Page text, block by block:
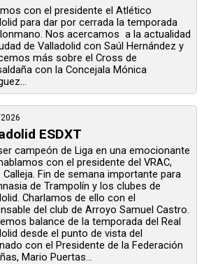
con el presidente el Atlético
para dar por cerrada la temporada
Nos acercamos a la actualidad
de Valladolid con Saúl Hernández y
más sobre el Cross de
con la Concejala Mónica
ESDXT
campeón de Liga en una emocionante
con el presidente del VRAC,
Fin de semana importante para
de Trampolín y los clubes de
Charlamos de ello con el
del club de Arroyo Samuel Castro.
balance de la temporada del Real
desde el punto de vista del
con el Presidente de la Federación
Mario Puertas...